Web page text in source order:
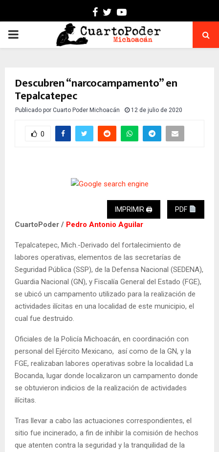
Facebook
TwitterYoutube
PRIMARY
Descubren “narcocampamento” en
Tepalcatepec
Publicado por Cuarto Poder Michoacán 12 de julio de 2020
0
IMPRIMIR 🖨 PDF
CuartoPoder / Pedro Antonio Aguilar
Tepalcatepec, Mich.-Derivado del fortalecimiento de
labores operativas, elementos de las secretarías de
Seguridad Pública (SSP), de la Defensa Nacional (SEDENA),
Guardia Nacional (GN), y Fiscalía General del Estado (FGE),
se ubicó un campamento utilizado para la realización de
actividades ilícitas en una localidad de este municipio, el
cual fue destruido.
Oficiales de la Policía Michoacán, en coordinación con
personal del Ejército Mexicano, así como de la GN, y la
FGE, realizaban labores operativas sobre la localidad La
Bocanda, lugar donde localizaron un campamento donde
se obtuvieron indicios de la realización de actividades
ilícitas.
Tras llevar a cabo las actuaciones correspondientes, el
sitio fue incinerado, a fin de inhibir la comisión de hechos
que atenten contra la seguridad y la tranquilidad de la